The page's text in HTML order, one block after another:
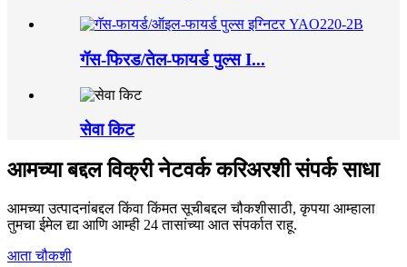
गॅस-फिरड/तेल-फायर्ड पुल्स I...
सेवा किट
आमच्या बद्दल विक्री नेटवर्क करिअरशी संपर्क साधा
आमच्या उत्पादनांबद्दल किंवा किंमत सूचीबद्दल चौकशीसाठी, कृपया आम्हाला
तुमचा ईमेल द्या आणि आम्ही 24 तासांच्या आत संपर्कात राहू.
आता चौकशी